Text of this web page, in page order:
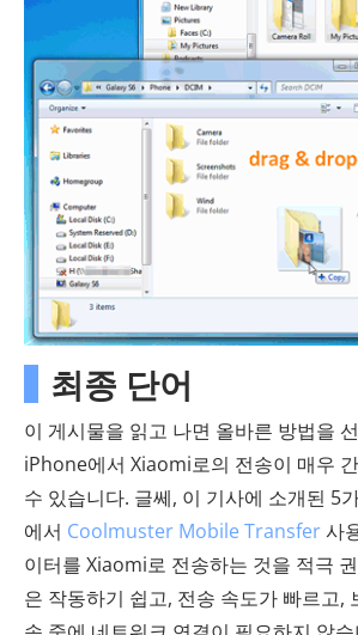
최종 단어
이 게시물을 읽고 나면 올바른 방법을
iPhone에서 Xiaomi로의 전송이 매우
수 있습니다. 글쎄, 이 기사에 소개된 5
에서 Coolmuster Mobile Transfer사
이터를 Xiaomi로 전송하는 것을 적극
은 작동하기 쉽고, 전송 속도가 빠르고,